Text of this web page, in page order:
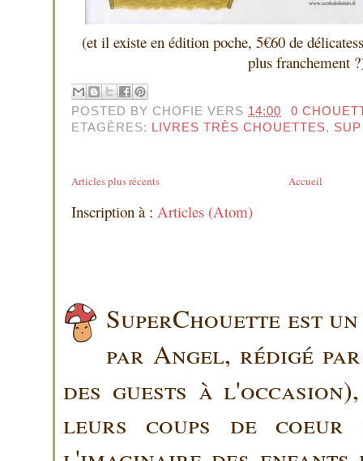
(et il existe en édition poche, 5€60 de
plus franchement
POSTED BY CHOFIE VERS 14:00
0
ETAGÈRES: LIVRES TRÈS CHOUETTES,
Articles plus récents Accueil
Inscription à : Articles (Atom)
SuperChouette est
par Angel, rédigé
des guests à
leurs coups de